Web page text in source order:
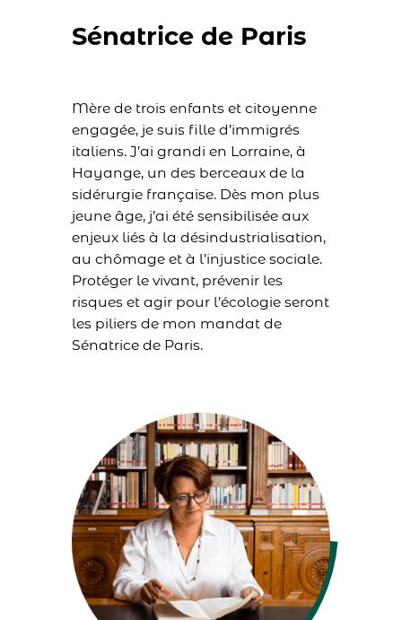
Sénatrice de Paris
Mère de trois enfants et citoyenne
engagée, je suis fille d’immigrés
italiens. J’ai grandi en Lorraine, à
Hayange, un des berceaux de la
sidérurgie française. Dès mon plus
jeune âge, j’ai été sensibilisée aux
enjeux liés à la désindustrialisation,
au chômage et à l’injustice sociale.
Protéger le vivant, prévenir les
risques et agir pour l’écologie seront
les piliers de mon mandat de
Sénatrice de Paris.